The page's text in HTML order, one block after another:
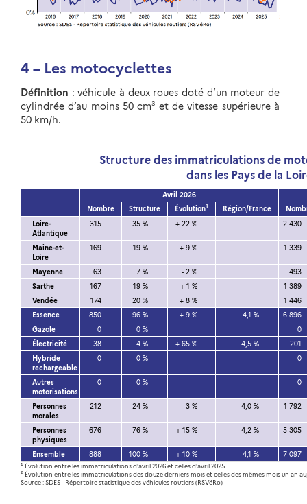
4 – Les motocyclettes
Définition : véhicule à deux roues doté d’un moteur de
cylindrée d’au moins 50 cm³ et de vitesse supérieure à
50 km/h.
Structure des immatriculations de
dans les Pays de la
Avril 2026
Nombre
Structure Évolution1 Région/France
Loire-
Atlantique
315 35 % + 22 % 2 430
Maine-et-
Loire
169 19 % + 9 % 1 339
Mayenne 63 7 % - 2 %
493
Sarthe
167 19 % + 1 %
1 389
Vendée
174 20 % + 8 %
1 446
Essence
850 96 % + 9 % 4,1 %
6 896
Gazole
0 0 %
0
Électricité
38 4 % + 65 % 4,5 %
201
Hybride
rechargeable
0 0 % 0
Autres
motorisations
0 0 % 0
Personnes
morales
212 24 % - 3 % 4,0 % 1 792
Personnes
physiques
676 76 % + 15 % 4,2 % 5 305
Ensemble 888 100 % + 10 % 4,1 % 7 097
¹ Évolution entre les immatriculations d’avril 2026 et celles d’avril 2025
² Évolution entre les immatriculations des douze derniers mois et celles des mêmes mois un an
Source : SDES - Répertoire statistique des véhicules routiers (RSVéRo)